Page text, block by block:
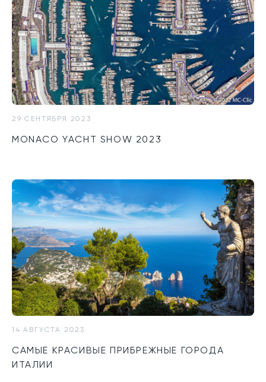
29 СЕНТЯБРЯ 2023
MONACO YACHT SHOW 2023
14 АВГУСТА 2023
САМЫЕ КРАСИВЫЕ ПРИБРЕЖНЫЕ ГОРОДА
ИТАЛИИ